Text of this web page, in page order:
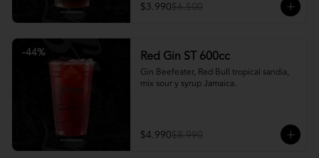
$3.990$6.500
-44% Red Gin ST 600cc
Gin Beefeater, Red Bull tropical sandia,
mix sour y syrup Jamaica.
$4.990$8.990